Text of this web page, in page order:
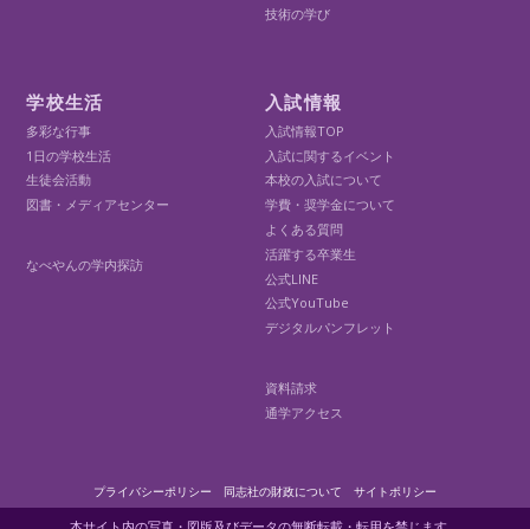
技術の学び
学校生活
多彩な行事
1日の学校生活
生徒会活動
図書・メディアセンター
なべやんの学内探訪
入試情報
入試情報TOP
入試に関するイベント
本校の入試について
学費・奨学金について
よくある質問
活躍する卒業生
公式LINE
公式YouTube
デジタルパンフレット
資料請求
通学アクセス
プライバシーポリシー 同志社の財政について サイトポリシー